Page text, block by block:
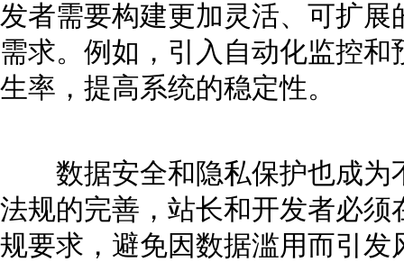
发者需要构建更加灵活、可扩
需求。例如，引入自动化监控
生率，提高系统的稳定性。
数据安全和隐私保护也成为
法规的完善，站长和开发者必
规要求，避免因数据滥用而引发